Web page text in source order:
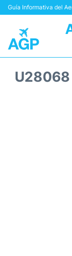
Guía Informativa del
U28068